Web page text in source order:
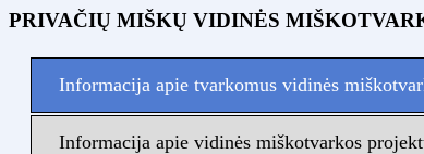
PRIVAČIŲ MIŠKŲ VIDINĖS
Informacija apie tvarkomus vidinės
Informacija apie vidinės miškotvarkos